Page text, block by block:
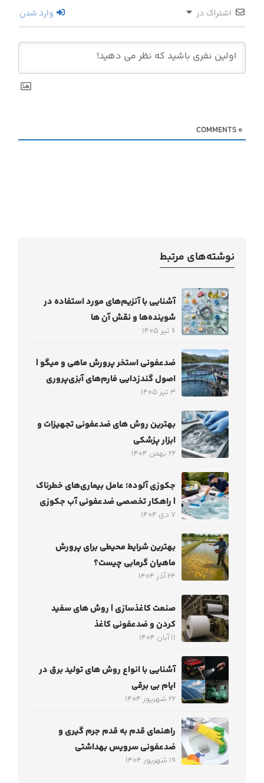
اشتراک در وارد شدن
0
نوشته‌های مرتبط
آشنایی با آنزیم‌های مورد استفاده در
شوینده‌ها و نقش آن ها
6 تیر 1405
ضدعفونی استخر پرورش ماهی و میگو |
اصول گندزدایی فارم‌های آبزی‌پروری
3 تیر 1405
بهترین روش های ضدعفونی تجهیزات و
ابزار پزشکی
22 بهمن 1404
جکوزی آلوده؛ عامل بیماری‌های خطرناک
| راهکار تخصصی ضدعفونی آب جکوزی
7 دی 1404
بهترین شرایط محیطی برای پرورش
ماهیان گرمابی چیست؟
24 آذر 1404
صنعت کاغذسازی | روش های سفید
کردن و ضدعفونی کاغذ
11 آبان 1404
آشنایی با انواع روش های تولید برق در
ایام بی برقی
22 شهریور 1404
راهنمای قدم به قدم جرم‌ گیری و
ضدعفونی سرویس بهداشتی
19 شهریور 1404